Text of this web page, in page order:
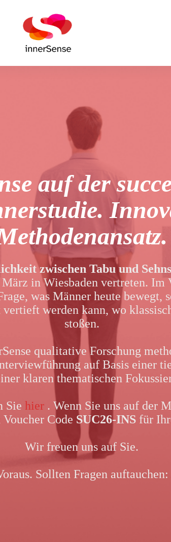
auf der
zwischen Tabu und
März in Wiesbaden vertreten.
was Männer heute bewegt,
werden kann, wo
stoßen.
qualitative Forschung
auf Basis einer
klaren thematischen
Sie hier. Wenn Sie uns auf der
Code SUC26-INS für
Wir freuen uns auf Sie.
Sollten Fragen auftauchen: